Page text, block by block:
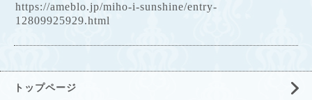
https://ameblo.jp/miho-i-sunshine/entry-
12809925929.html
トップページ